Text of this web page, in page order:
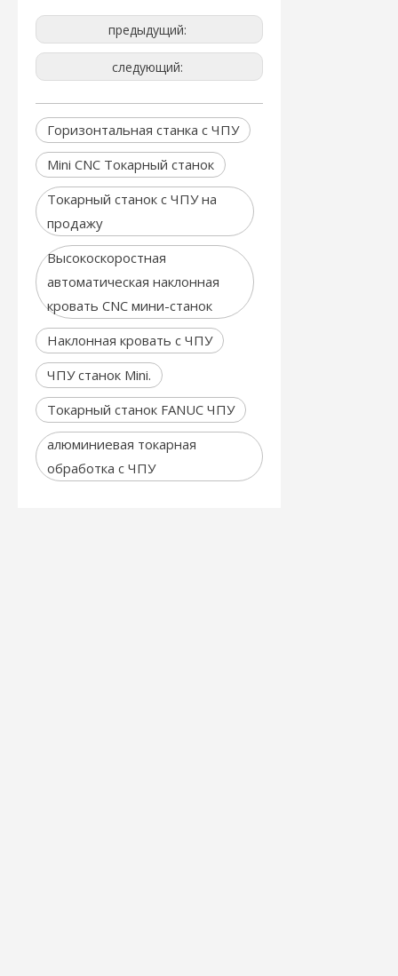
предыдущий:
следующий:
Горизонтальная станка с ЧПУ
Mini CNC Токарный станок
Токарный станок с ЧПУ на
продажу
Высокоскоростная
автоматическая наклонная
кровать CNC мини-станок
Наклонная кровать с ЧПУ
ЧПУ станок Mini.
Токарный станок FANUC ЧПУ
алюминиевая токарная
обработка с ЧПУ